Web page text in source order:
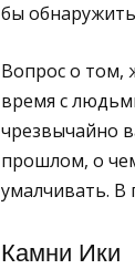
бы
Вопрос о том,
время с
чрезвычайно
прошлом, о
умалчивать. В
Камни Ики